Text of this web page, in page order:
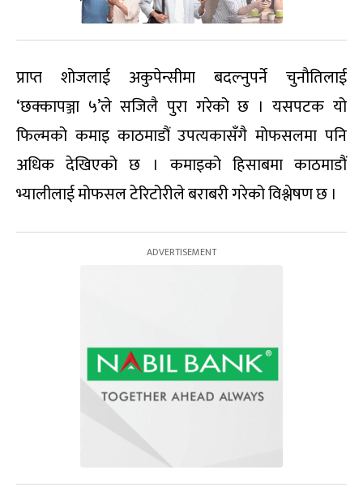
प्राप्त शोजलाई अकुपेन्सीमा बदल्नुपर्ने चुनौतिलाई
‘छक्कापञ्जा ५’ले सजिलै पुरा गरेको छ । यसपटक यो
फिल्मको कमाइ काठमाडौं उपत्यकासँगै मोफसलमा पनि
अधिक देखिएको छ । कमाइको हिसाबमा काठमाडौं
भ्यालीलाई मोफसल टेरिटोरीले बराबरी गरेको विश्लेषण छ ।